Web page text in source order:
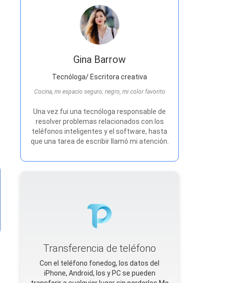
Gina Barrow
Tecnóloga/ Escritora creativa
Cocina, mi espacio seguro; negro, mi color favorito
Una vez fui una tecnóloga responsable de
resolver problemas relacionados con los
teléfonos inteligentes y el software, hasta
que una tarea de escribir llamó mi atención.
Transferencia de teléfono
Con el teléfono fonedog, los datos del
iPhone, Android, Ios y PC se pueden